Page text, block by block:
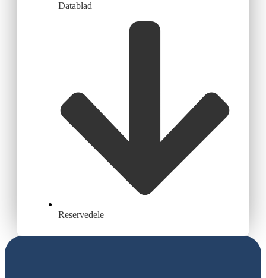
Datablad
Reservedele